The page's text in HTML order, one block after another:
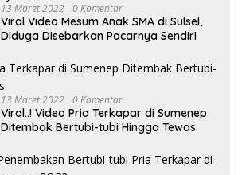
13 Maret 2022 0 Komentar
Viral Video Mesum Anak SMA di Sulsel,
Diduga Disebarkan Pacarnya Sendiri
13 Maret 2022 0 Komentar
Viral..! Video Pria Terkapar di Sumenep
Ditembak Bertubi-tubi Hingga Tewas